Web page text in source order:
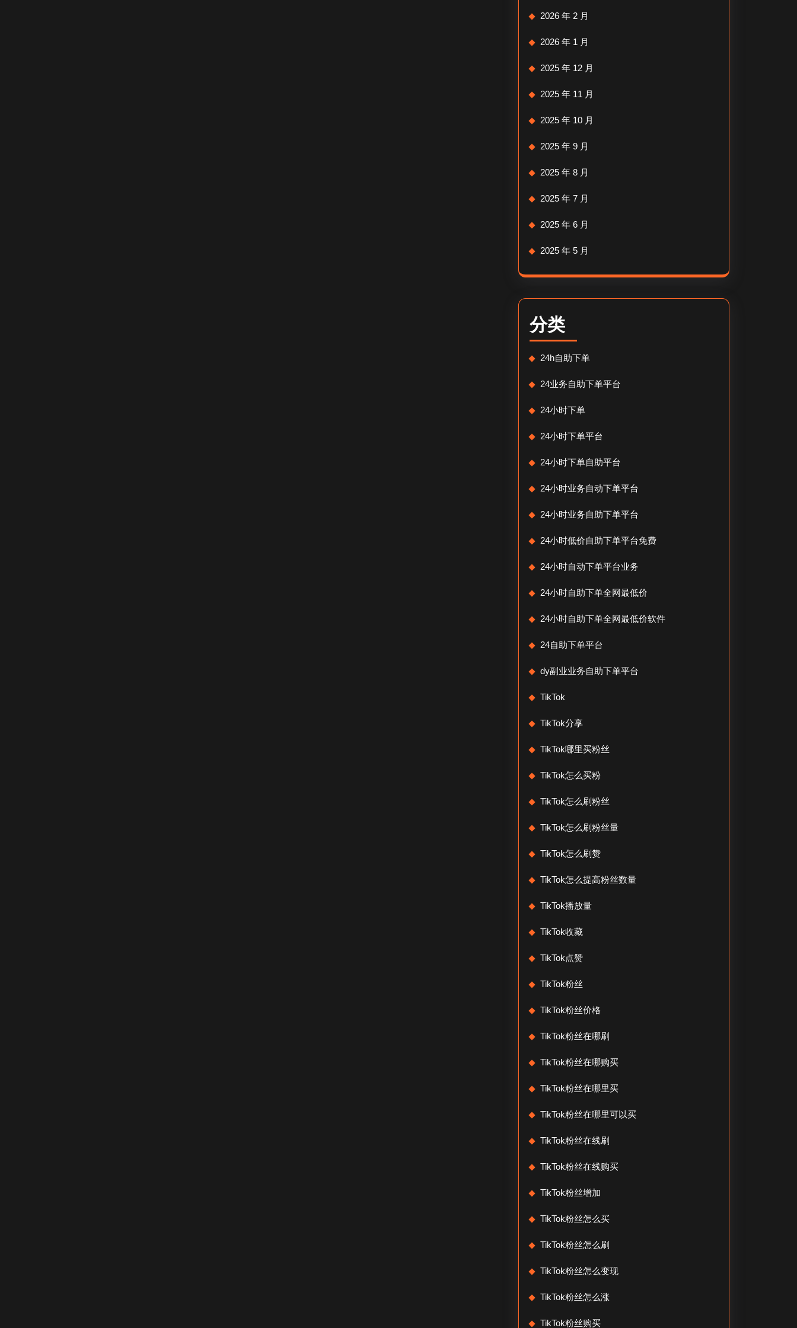
2026 年 2 月
2026 年 1 月
2025 年 12 月
2025 年 11 月
2025 年 10 月
2025 年 9 月
2025 年 8 月
2025 年 7 月
2025 年 6 月
2025 年 5 月
分类
24h自助下单
24业务自助下单平台
24小时下单
24小时下单平台
24小时下单自助平台
24小时业务自动下单平台
24小时业务自助下单平台
24小时低价自助下单平台免费
24小时自动下单平台业务
24小时自助下单全网最低价
24小时自助下单全网最低价软件
24自助下单平台
dy副业业务自助下单平台
TikTok
TikTok分享
TikTok哪里买粉丝
TikTok怎么买粉
TikTok怎么刷粉丝
TikTok怎么刷粉丝量
TikTok怎么刷赞
TikTok怎么提高粉丝数量
TikTok播放量
TikTok收藏
TikTok点赞
TikTok粉丝
TikTok粉丝价格
TikTok粉丝在哪刷
TikTok粉丝在哪购买
TikTok粉丝在哪里买
TikTok粉丝在哪里可以买
TikTok粉丝在线刷
TikTok粉丝在线购买
TikTok粉丝增加
TikTok粉丝怎么买
TikTok粉丝怎么刷
TikTok粉丝怎么变现
TikTok粉丝怎么涨
TikTok粉丝购买